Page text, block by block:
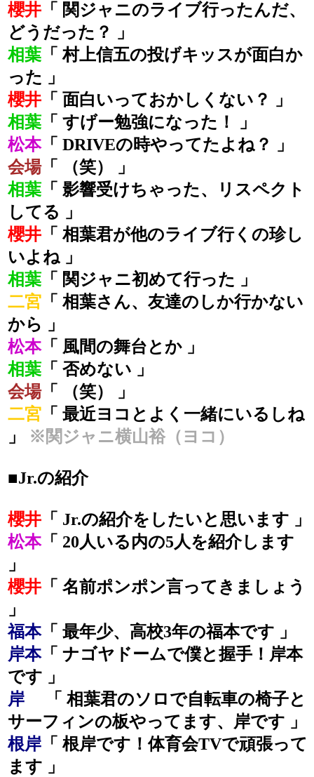
櫻井 「 関ジャニのライブ行ったんだ、
どうだった？ 」
相葉 「 村上信五の投げキッスが面白か
った 」
櫻井 「 面白いっておかしくない？ 」
相葉 「 すげー勉強になった！ 」
松本「 DRIVEの時やってたよね？ 」
会場「 （笑） 」
相葉 「 影響受けちゃった、リスペクト
してる 」
櫻井 「 相葉君が他のライブ行くの珍し
いよね 」
相葉 「 関ジャニ初めて行った 」
二宮 「 相葉さん、友達のしか行かない
から 」
松本「 風間の舞台とか 」
相葉 「 否めない 」
会場「 （笑） 」
二宮 「 最近ヨコとよく一緒にいるしね
」
※関ジャニ横山裕（ヨコ）
■Jr.の紹介
櫻井 「 Jr.の紹介をしたいと思います 」
松本「 20人いる内の5人を紹介します
」
櫻井 「 名前ポンポン言ってきましょう
」
福本「 最年少、高校3年の福本です 」
岸本「 ナゴヤドームで僕と握手！岸本
です 」
岸
「 相葉君のソロで自転車の椅子と
サーフィンの板やってます、岸です 」
根岸 「 根岸です！体育会TVで頑張って
ます 」